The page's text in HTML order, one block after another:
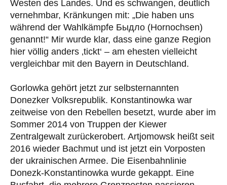
Westen des Landes. Und es schwangen, deutlich
vernehmbar, Kränkungen mit: „Die haben uns
während der Wahlkämpfe Быдло (Hornochsen)
genannt!“ Mir wurde klar, dass eine ganze Region
hier völlig anders ‚tickt‘ – am ehesten vielleicht
vergleichbar mit den Bayern in Deutschland.
Gorlowka gehört jetzt zur selbsternannten
Donezker Volksrepublik. Konstantinowka war
zeitweise von den Rebellen besetzt, wurde aber im
Sommer 2014 von Truppen der Kiewer
Zentralgewalt zurückerobert. Artjomowsk heißt seit
2016 wieder Bachmut und ist jetzt ein Vorposten
der ukrainischen Armee. Die Eisenbahnlinie
Donezk-Konstantinowka wurde gekappt. Eine